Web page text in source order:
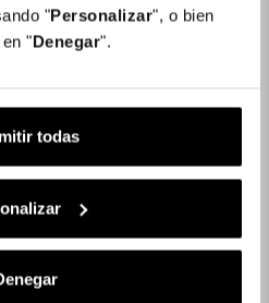
"Personalizar", o bien
"Denegar".
todas
Le possibilità di
che preferisci.
la tua cover